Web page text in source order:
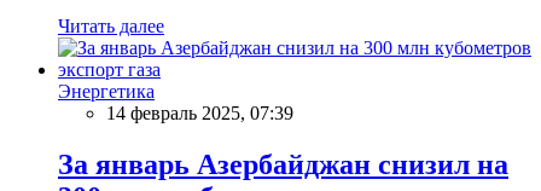
Читать далее
Энергетика
14 февраль 2025, 07:39
За январь Азербайджан снизил на